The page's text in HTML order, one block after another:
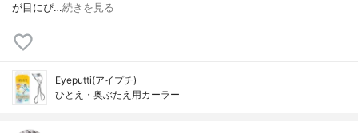
が目にぴ…続きを見る
Eyeputti(アイプチ)
ひとえ・奥ぶたえ用カーラー